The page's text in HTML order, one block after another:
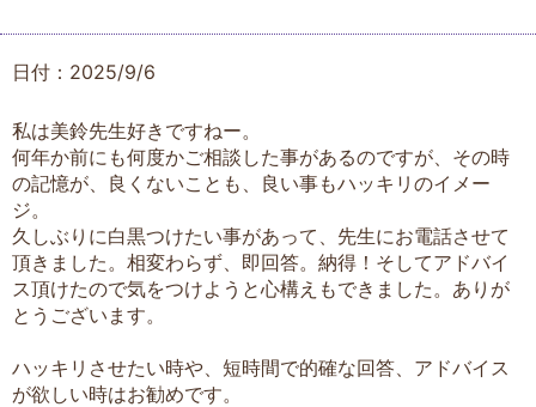
日付：2025/9/6
私は美鈴先生好きですねー。
何年か前にも何度かご相談した事があるのですが、その時
の記憶が、良くないことも、良い事もハッキリのイメー
ジ。
久しぶりに白黒つけたい事があって、先生にお電話させて
頂きました。相変わらず、即回答。納得！そしてアドバイ
ス頂けたので気をつけようと心構えもできました。ありが
とうございます。
ハッキリさせたい時や、短時間で的確な回答、アドバイス
が欲しい時はお勧めです。